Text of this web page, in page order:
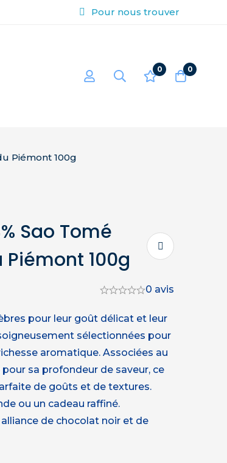
Pour nous trouver
0 0
Piémont 100g
Sao Tomé
Piémont 100g
0 avis
pour leur goût délicat et leur
sélectionnées pour
aromatique. Associées au
sa profondeur de saveur, ce
de goûts et de textures.
ou un cadeau raffiné.
de chocolat noir et de